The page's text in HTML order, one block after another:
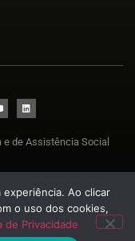
e de Assistência Social
Ao clicar
o uso dos cookies,
de Privacidade